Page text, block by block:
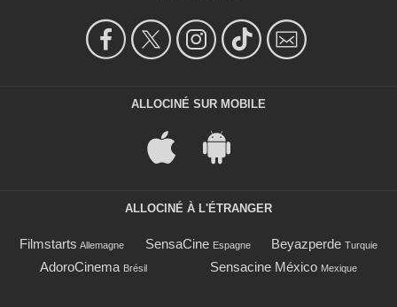
ALLOCINÉ SUR MOBILE
ALLOCINÉ À L'ÉTRANGER
Filmstarts Allemagne SensaCine Espagne Beyazperde Turquie
AdoroCinema Brésil Sensacine México Mexique